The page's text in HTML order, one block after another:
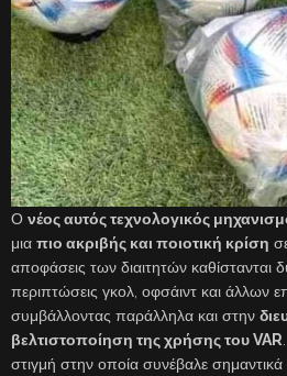
Ο νέος αυτός τεχνολογικός
μια πιο ακριβής και ποιοτική κρίση
αποφάσεις των διαιτητών καθίστανται
περιπτώσεις γκολ, οφσάιντ και άλλων
συμβάλλοντας παράλληλα και στην
βελτιστοποίηση της χρήσης του VAR
στιγμή στην οποία συνέβαλε σημαντικά